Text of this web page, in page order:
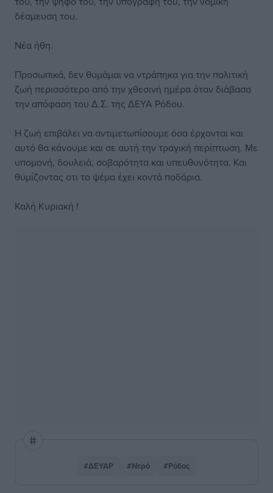
δέσμευση του.
Νέα ήθη.
Προσωπικά, δεν θυμάμαι να ντράπηκα για την πολιτική
ζωή περισσότερο από την χθεσινή ημέρα όταν διάβασα
την απόφαση του Δ.Σ. της ΔΕΥΑ Ρόδου.
Η ζωή επιβάλει να αντιμετωπίσουμε όσα έρχονται και
αυτό θα κάνουμε και σε αυτή την τραγική περίπτωση. Με
υπομονή, δουλειά, σοβαρότητα και υπευθυνότητα. Και
θυμίζοντας οτι το ψέμα έχει κοντά ποδάρια.
Καλή Κυριακή !
#ΔΕΥΑΡ #Νερό #Ρόδος